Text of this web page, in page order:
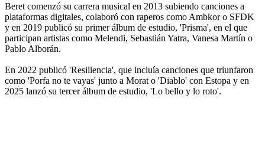
Beret comenzó su carrera musical en 2013 subiendo canciones a
plataformas digitales, colaboró con raperos como Ambkor o SFDK
y en 2019 publicó su primer álbum de estudio, 'Prisma', en el que
participan artistas como Melendi, Sebastián Yatra, Vanesa Martín o
Pablo Alborán.
En 2022 publicó 'Resiliencia', que incluía canciones que triunfaron
como 'Porfa no te vayas' junto a Morat o 'Diablo' con Estopa y en
2025 lanzó su tercer álbum de estudio, 'Lo bello y lo roto'.